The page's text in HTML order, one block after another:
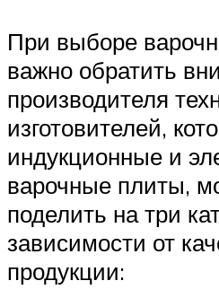
При выборе
важно обратить
производителя
изготовителей,
индукционные и
варочные плиты,
поделить на три
зависимости от
продукции: